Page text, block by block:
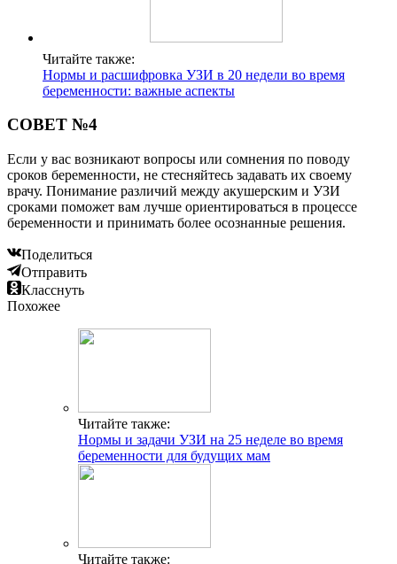
Читайте также:
Нормы и расшифровка УЗИ в 20 недели во время
беременности: важные аспекты
СОВЕТ №4
Если у вас возникают вопросы или сомнения по поводу
сроков беременности, не стесняйтесь задавать их своему
врачу. Понимание различий между акушерским и УЗИ
сроками поможет вам лучше ориентироваться в процессе
беременности и принимать более осознанные решения.
Поделиться
Отправить
Класснуть
Похожее
Читайте также:
Нормы и задачи УЗИ на 25 неделе во время
беременности для будущих мам
Читайте также: